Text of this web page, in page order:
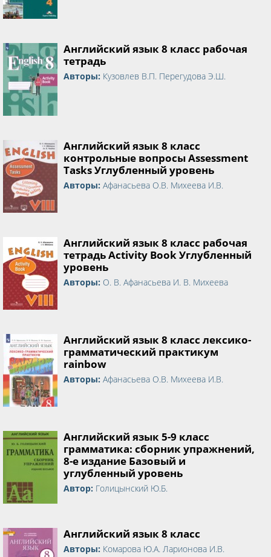
Английский язык 8 класс рабочая
тетрадь
Авторы: Кузовлев В.П. Перегудова Э.Ш.
Английский язык 8 класс
контрольные вопросы Assessment
Tasks Углубленный уровень
Авторы: Афанасьева О.В. Михеева И.В.
Английский язык 8 класс рабочая
тетрадь Activity Book Углубленный
уровень
Авторы: О. В. Афанасьева И. В. Михеева
Английский язык 8 класс лексико-
грамматический практикум
rainbow
Авторы: Афанасьева О.В. Михеева И.В.
Английский язык 5-9 класс
грамматика: сборник упражнений,
8-е издание Базовый и
углубленный уровень
Автор: Голицынский Ю.Б.
Английский язык 8 класс
Авторы: Комарова Ю.А. Ларионова И.В.